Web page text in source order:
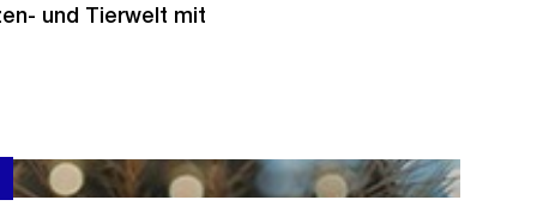
und Tierwelt mit